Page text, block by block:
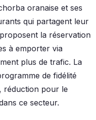
oranaise et ses
qui partagent leur
la réservation
à emporter via
plus de trafic. La
de fidélité
réduction pour le
ce secteur.